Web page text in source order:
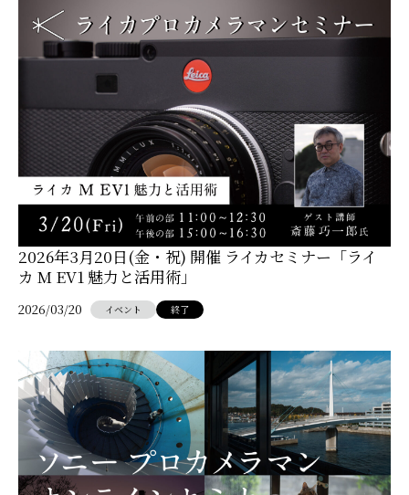
2026年3月20日(金・祝) 開催 ライカセミナー「ライ
カ M EV1 魅力と活用術」
2026/03/20 イベント 終了